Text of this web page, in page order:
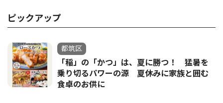
ピックアップ
都筑区
「稲」の「かつ」は、夏に勝つ！ 猛暑を
乗り切るパワーの源 夏休みに家族と囲む
食卓のお供に